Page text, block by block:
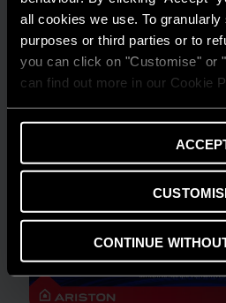
all cookies we use. To
purposes or third parties or to
you can click on "Customise" or
can find out more in our Cookie
CONTINUE